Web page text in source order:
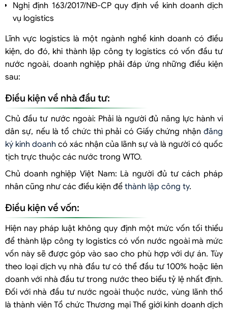
Nghị định 163/2017/NĐ-CP quy định về kinh doanh dịch
vụ logistics
Lĩnh vực logistics là một ngành nghề kinh doanh có điều
kiện, do đó, khi thành lập công ty logistics có vốn đầu tư
nước ngoài, doanh nghiệp phải đáp ứng những điều kiện
sau:
Điều kiện về nhà đầu tư:
Chủ đầu tư nước ngoài: Phải là người đủ năng lực hành vi
dân sự, nếu là tổ chức thì phải có Giấy chứng nhận đăng
ký kinh doanh có xác nhận của lãnh sự và là người có quốc
tịch trực thuộc các nước trong WTO.
Chủ doanh nghiệp Việt Nam: Là người đủ tư cách pháp
nhân cũng như các điều kiện để thành lập công ty.
Điều kiện về vốn:
Hiện nay pháp luật không quy định một mức vốn tối thiểu
để thành lập công ty logistics có vốn nước ngoài mà mức
vốn này sẽ được góp vào sao cho phù hợp với dự án. Tùy
theo loại dịch vụ nhà đầu tư có thể đầu tư 100% hoặc liên
doanh với nhà đầu tư trong nước theo biểu tỷ lệ nhất định.
Đối với nhà đầu tư nước ngoài thuộc nước, vùng lãnh thổ
là thành viên Tổ chức Thương mại Thế giới kinh doanh dịch